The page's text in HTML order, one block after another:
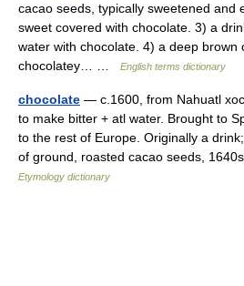
cacao seeds, typically sweetened and
sweet covered with chocolate. 3) a
water with chocolate. 4) a deep brown
chocolatey… …
English terms dictionary
chocolate — c.1600, from Nahuatl
to make bitter + atl water. Brought to
to the rest of Europe. Originally a
of ground, roasted cacao seeds,
Etymology dictionary